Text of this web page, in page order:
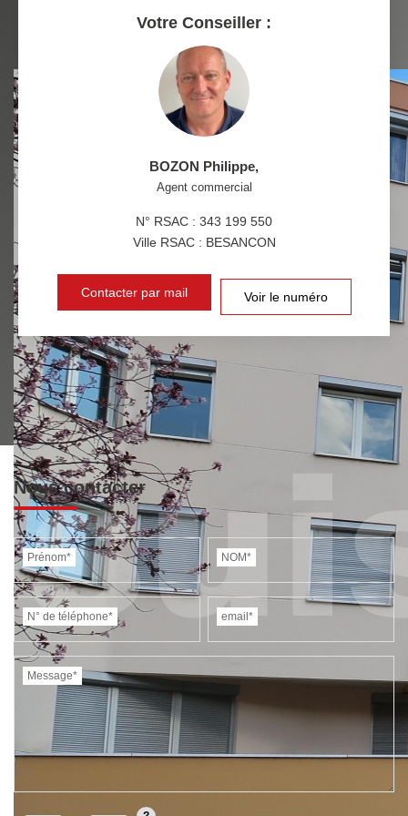
RESTAURANTS ET CAFÉS COMMERCES
Votre Conseiller :
BOZON Philippe,
Agent commercial
N° RSAC : 343 199 550
Ville RSAC : BESANCON
Contacter par mail Voir le numéro
Nous contacter
Prénom* NOM*
N° de téléphone* email*
Message*